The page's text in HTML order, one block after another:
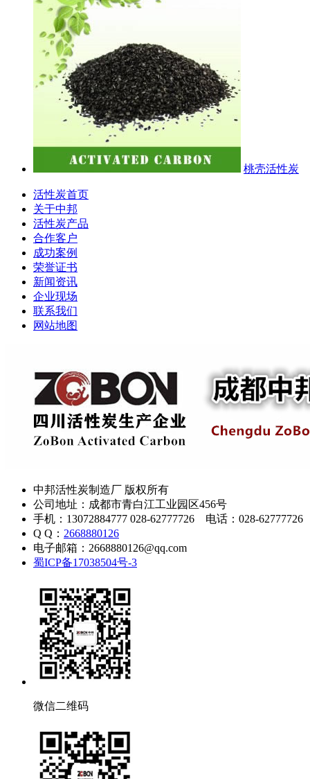
桃壳活性炭
活性炭首页
关于中邦
活性炭产品
合作客户
成功案例
荣誉证书
新闻资讯
企业现场
联系我们
网站地图
中邦活性炭制造厂 版权所有
公司地址：成都市青白江工业园区456号
手机：13072884777 028-62777726 电话：028-62777726
Q Q： 2668880126
电子邮箱：2668880126@qq.com
蜀ICP备17038504号-3
微信二维码